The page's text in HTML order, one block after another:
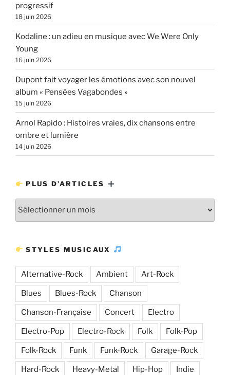
progressif
18 juin 2026
Kodaline : un adieu en musique avec We Were Only
Young
16 juin 2026
Dupont fait voyager les émotions avec son nouvel
album « Pensées Vagabondes »
15 juin 2026
Arnol Rapido : Histoires vraies, dix chansons entre
ombre et lumière
14 juin 2026
PLUS D’ARTICLES
STYLES MUSICAUX
Alternative-Rock Ambient Art-Rock
Blues Blues-Rock Chanson
Chanson-Française Concert Electro
Electro-Pop Electro-Rock Folk Folk-Pop
Folk-Rock Funk Funk-Rock Garage-Rock
Hard-Rock Heavy-Metal Hip-Hop Indie